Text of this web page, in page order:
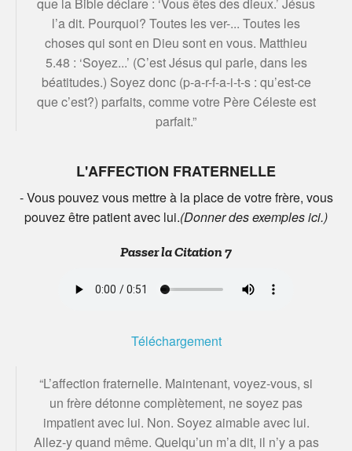
que la Bible déclare : ‘Vous êtes des dieux.’ Jésus
l’a dit. Pourquoi? Toutes les ver-... Toutes les
choses qui sont en Dieu sont en vous. Matthieu
5.48 : ‘Soyez...’ (C’est Jésus qui parle, dans les
béatitudes.) Soyez donc (p-a-r-f-a-i-t-s : qu’est-ce
que c’est?) parfaits, comme votre Père Céleste est
parfait.”
L'AFFECTION FRATERNELLE
- Vous pouvez vous mettre à la place de votre frère, vous
pouvez être patient avec lui.(Donner des exemples ici.)
Passer la Citation 7
Téléchargement
“L’affection fraternelle. Maintenant, voyez-vous, si
un frère détonne complètement, ne soyez pas
impatient avec lui. Non. Soyez aimable avec lui.
Allez-y quand même. Quelqu’un m’a dit, il n’y a pas